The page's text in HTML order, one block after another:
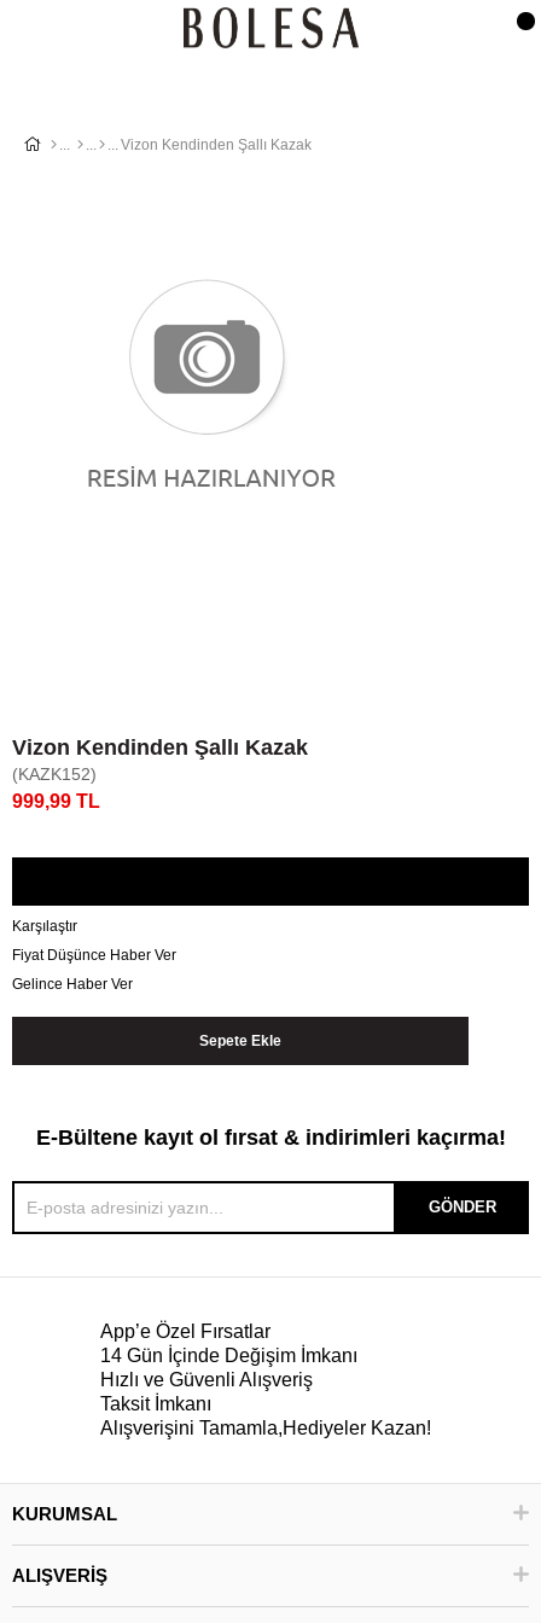
Vizon Kendinden Şallı Kazak
Vizon Kendinden Şallı Kazak
(KAZK152)
999,99 TL
Karşılaştır
Fiyat Düşünce Haber Ver
Gelince Haber Ver
E-Bültene kayıt ol fırsat & indirimleri kaçırma!
GÖNDER
App’e Özel Fırsatlar
14 Gün İçinde Değişim İmkanı
Hızlı ve Güvenli Alışveriş
Taksit İmkanı
Alışverişini Tamamla,Hediyeler Kazan!
KURUMSAL
ALIŞVERİŞ